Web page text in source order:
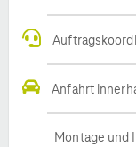
Anfahrt
Montage und